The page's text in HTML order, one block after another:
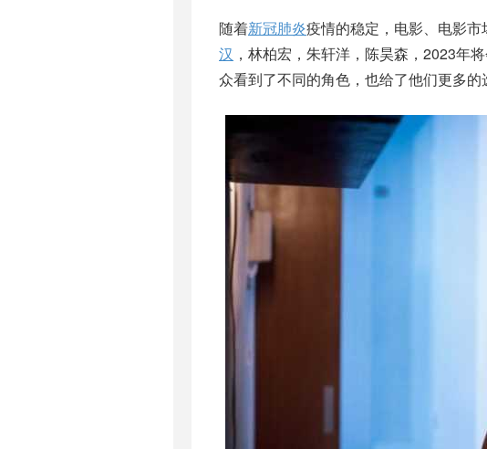
随着新冠肺炎疫情的稳定，电影、电影
汉 ，林柏宏，朱轩洋，陈昊森，2023年
众看到了不同的角色，也给了他们更多的